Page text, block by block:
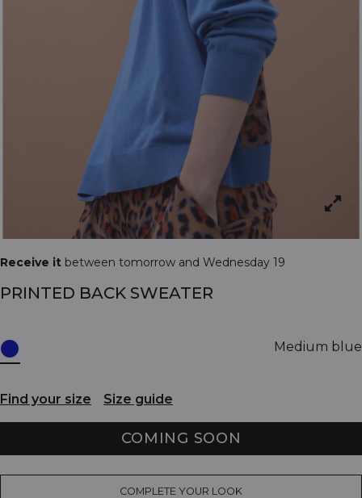
Receive it between tomorrow and Wednesday 19
PRINTED BACK SWEATER
Medium blue
Find your size Size guide
COMING SOON
COMPLETE YOUR LOOK